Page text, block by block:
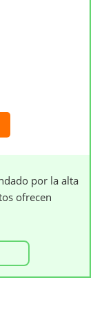
por la alta
ofrecen